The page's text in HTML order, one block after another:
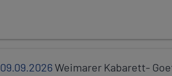
09.09.2026Weimarer Kabarett-